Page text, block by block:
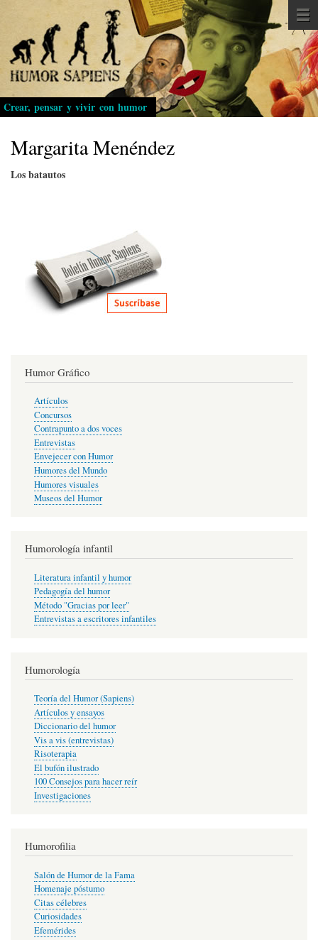
Pasar
al
contenido
principal
Crear, pensar y vivir con humor
Margarita Menéndez
Los batautos
Humor Gráfico
Artículos
Concursos
Contrapunto a dos voces
Entrevistas
Envejecer con Humor
Humores del Mundo
Humores visuales
Museos del Humor
Humorología infantil
Literatura infantil y humor
Pedagogía del humor
Método "Gracias por leer"
Entrevistas a escritores infantiles
Humorología
Teoría del Humor (Sapiens)
Artículos y ensayos
Diccionario del humor
Vis a vis (entrevistas)
Risoterapia
El bufón ilustrado
100 Consejos para hacer reír
Investigaciones
Humorofilia
Salón de Humor de la Fama
Homenaje póstumo
Citas célebres
Curiosidades
Efemérides